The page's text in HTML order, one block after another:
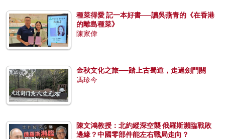
種菜得愛 記一本好書──讀吳燕青的《在香港
的離島種菜》
陳家偉
金秋文化之旅──踏上古蜀道，走過劍門關
馮珍今
陳文鴻教授：北約縱深空襲 俄羅斯瀕臨戰敗
邊緣？中國零部件能左右戰局走向？